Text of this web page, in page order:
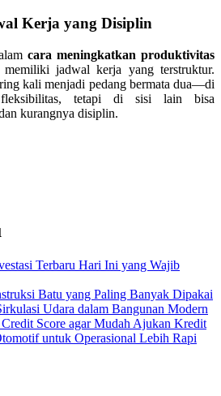
Kerja yang Disiplin
cara meningkatkan produktivitas
memiliki jadwal kerja yang terstruktur.
kali menjadi pedang bermata dua—di
tetapi di sisi lain bisa
kurangnya disiplin.
Terbaru Hari Ini yang Wajib
Batu yang Paling Banyak Dipakai
Udara dalam Bangunan Modern
Score agar Mudah Ajukan Kredit
untuk Operasional Lebih Rapi